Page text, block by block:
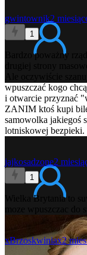
gwintownik2
1
Bardzo poważny
drugiej strony
Ale oczywiście
wpuszczać kogo
i otwarcie przyznać
ZANIM ktoś kupi
samowolka jakiegoś
lotniskowej bezpieki.
jajkosadzone2
1
Wielka Brytania to
moze wpuszczac do
xBrzoskwiniax2